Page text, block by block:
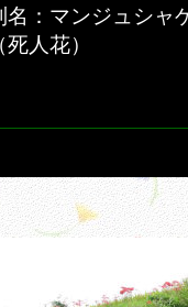
名：マンジュシャ
死人花）